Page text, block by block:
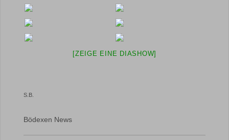
[ZEIGE EINE DIASHOW]
S.B.
Bödexen News